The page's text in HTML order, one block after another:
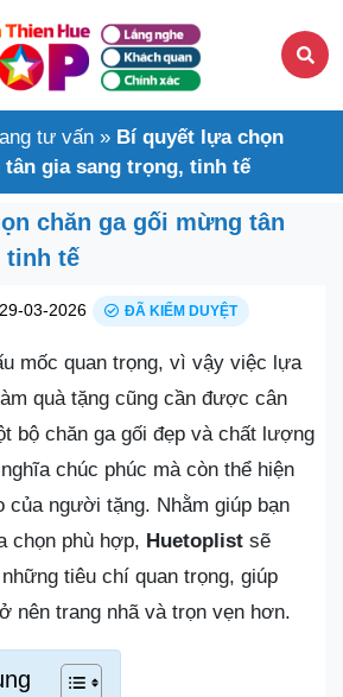
tư vấn » Bí quyết lựa chọn
gia sang trọng, tinh tế
chăn ga gối mừng tân
tinh tế
03-2026 ĐÃ KIỂM DUYỆT
mốc quan trọng, vì vậy việc lựa
quà tặng cũng cần được cân
bộ chăn ga gối đẹp và chất lượng
chúc phúc mà còn thể hiện
của người tặng. Nhằm giúp bạn
chọn phù hợp, Huetoplist sẽ
tiêu chí quan trọng, giúp
nên trang nhã và trọn vẹn hơn.